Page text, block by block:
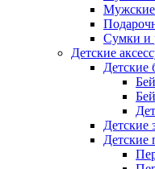
Сумки и
Детские
Детские
Детские
Детские